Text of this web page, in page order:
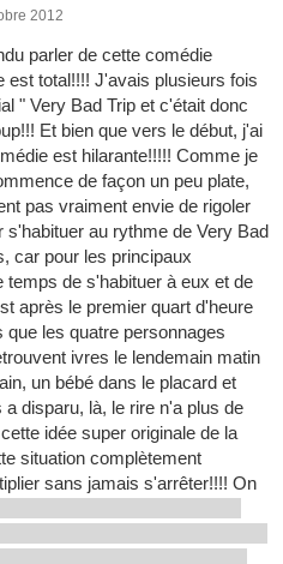
2012
parler de cette comédie
est total!!!! J'avais plusieurs fois
" Very Bad Trip et c'était donc
Et bien que vers le début, j'ai
est hilarante!!!!! Comme je
de façon un peu plate,
pas vraiment envie de rigoler
au rythme de Very Bad
car pour les principaux
temps de s'habituer à eux et de
après le premier quart d'heure
les quatre personnages
ivres le lendemain matin
un bébé dans le placard et
disparu, là, le rire n'a plus de
idée super originale de la
situation complètement
sans jamais s'arrêter!!!! On